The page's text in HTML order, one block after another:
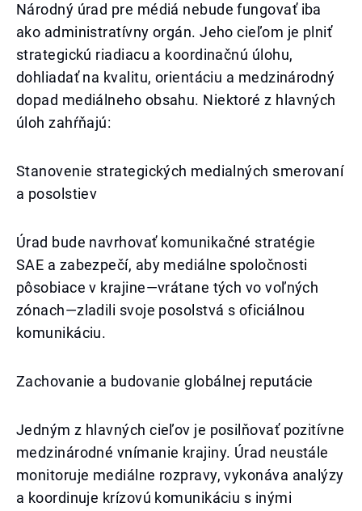
Národný úrad pre médiá nebude fungovať iba
ako administratívny orgán. Jeho cieľom je plniť
strategickú riadiacu a koordinačnú úlohu,
dohliadať na kvalitu, orientáciu a medzinárodný
dopad mediálneho obsahu. Niektoré z hlavných
úloh zahŕňajú:
Stanovenie strategických medialných smerovaní
a posolstiev
Úrad bude navrhovať komunikačné stratégie
SAE a zabezpečí, aby mediálne spoločnosti
pôsobiace v krajine—vrátane tých vo voľných
zónach—zladili svoje posolstvá s oficiálnou
komunikáciu.
Zachovanie a budovanie globálnej reputácie
Jedným z hlavných cieľov je posilňovať pozitívne
medzinárodné vnímanie krajiny. Úrad neustále
monitoruje mediálne rozpravy, vykonáva analýzy
a koordinuje krízovú komunikáciu s inými